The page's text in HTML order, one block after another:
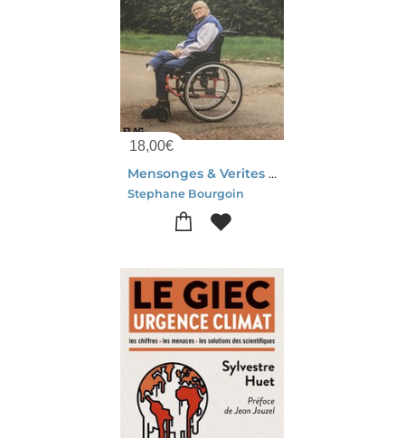
18,00€
Mensonges & Verites : Je Voulais Vous Dire
Stephane Bourgoin